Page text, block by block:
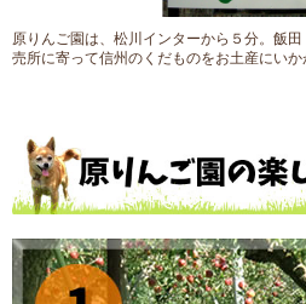
原りんご園は、松川インターから５分。飯
売所に寄って信州のくだものをお土産にいか